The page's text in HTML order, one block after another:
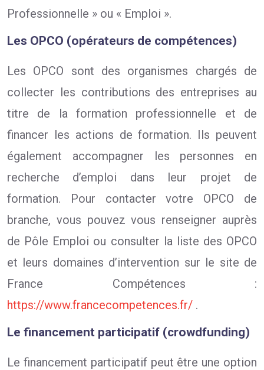
Professionnelle » ou « Emploi ».
Les OPCO (opérateurs de compétences)
Les OPCO sont des organismes chargés de
collecter les contributions des entreprises au
titre de la formation professionnelle et de
financer les actions de formation. Ils peuvent
également accompagner les personnes en
recherche d’emploi dans leur projet de
formation. Pour contacter votre OPCO de
branche, vous pouvez vous renseigner auprès
de Pôle Emploi ou consulter la liste des OPCO
et leurs domaines d’intervention sur le site de
France Compétences :
https://www.francecompetences.fr/ .
Le financement participatif (crowdfunding)
Le financement participatif peut être une option